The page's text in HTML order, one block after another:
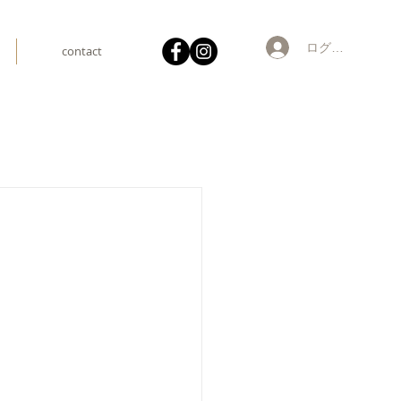
contact ログイン